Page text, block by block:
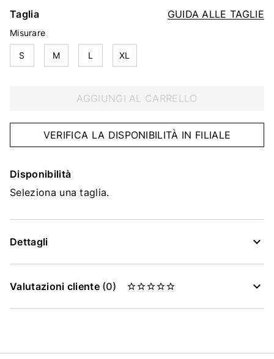
GUIDA ALLE TAGLIE
Taglia
Misurare
S M L XL
AGGIUNGI AL CARRELLO
VERIFICA LA DISPONIBILITÀ IN FILIALE
Disponibilità
Seleziona una taglia.
Dettagli
Valutazioni cliente (0)